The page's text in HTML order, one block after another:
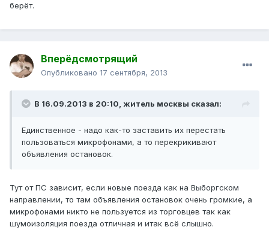
берёт.
Вперёдсмотрящий
Опубликовано 17 сентября, 2013
В 16.09.2013 в 20:10, житель москвы сказал:
Единственное - надо как-то заставить их перестать
пользоваться микрофонами, а то перекрикивают
объявления остановок.
Тут от ПС зависит, если новые поезда как на Выборгском
направлении, то там объявления остановок очень громкие, а
микрофонами никто не пользуется из торговцев так как
шумоизоляция поезда отличная и итак всё слышно.